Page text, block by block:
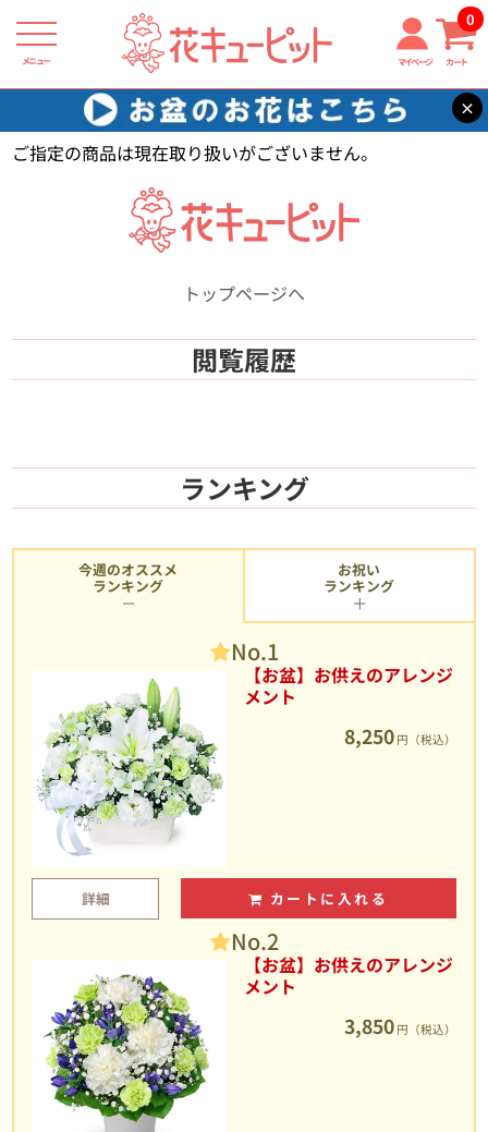
メニュー マイページ カート
0
×
花キューピット 【】
ご指定の商品は現在取り扱いがございません。
トップページへ
閲覧履歴
ランキング
今週のオススメ
ランキング
No.1
【お盆】お供えのアレンジ
メント
8,250 円（税込）
詳細 カートに入れる
No.2
【お盆】お供えのアレンジ
メント
3,850 円（税込）
お祝い
ランキング